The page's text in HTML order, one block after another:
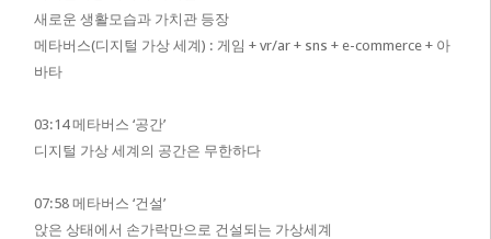
새로운 생활모습과 가치관 등장
메타버스(디지털 가상 세계) : 게임 + vr/ar + sns + e-commerce + 아
바타
03:14 메타버스 ‘공간’
디지털 가상 세계의 공간은 무한하다
07:58 메타버스 ‘건설’
앉은 상태에서 손가락만으로 건설되는 가상세계